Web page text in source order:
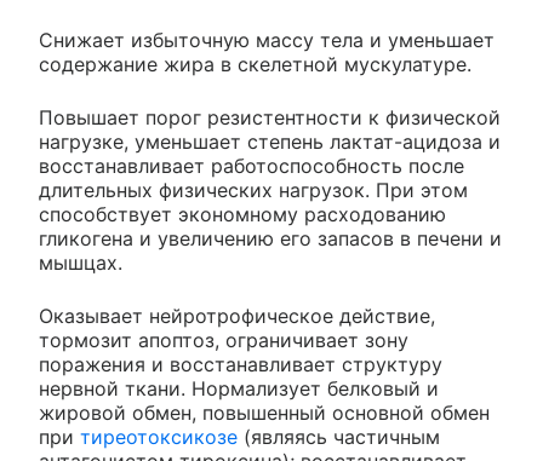
Снижает избыточную массу тела и уменьшает
содержание жира в скелетной мускулатуре.
Повышает порог резистентности к физической
нагрузке, уменьшает степень лактат-ацидоза и
восстанавливает работоспособность после
длительных физических нагрузок. При этом
способствует экономному расходованию
гликогена и увеличению его запасов в печени и
мышцах.
Оказывает нейротрофическое действие,
тормозит апоптоз, ограничивает зону
поражения и восстанавливает структуру
нервной ткани. Нормализует белковый и
жировой обмен, повышенный основной обмен
при тиреотоксикозе (являясь частичным